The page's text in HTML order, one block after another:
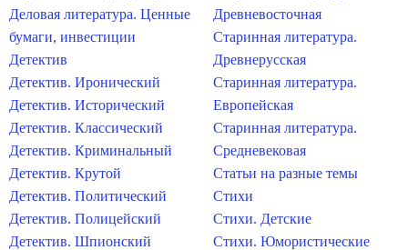
Деловая литература. Ценные
бумаги, инвестиции
Детектив
Детектив. Иронический
Детектив. Исторический
Детектив. Классический
Детектив. Криминальный
Детектив. Крутой
Детектив. Политический
Детектив. Полицейский
Детектив. Шпионский
Древневосточная
Старинная литература.
Древнерусская
Старинная литература.
Европейская
Старинная литература.
Средневековая
Статьи на разные темы
Стихи
Стихи. Детские
Стихи. Юмористические